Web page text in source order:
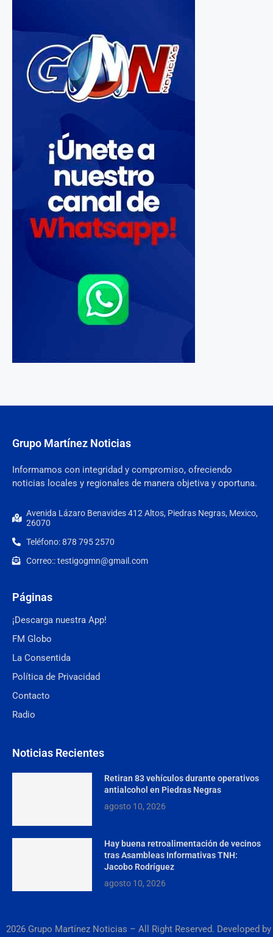
Grupo Martínez Noticias
Informamos con integridad y compromiso, ofreciendo
noticias locales y regionales de manera objetiva y oportuna.
Avenida Lázaro Benavides 412 Altos, Piedras Negras, Mexico,
26070
Teléfono: 878 795 2570
Correo:: testigogmn@gmail.com
Páginas
¡Descarga nuestra App!
FM Globo
La Consentida
Política de Privacidad
Contacto
Radio
Noticias Recientes
Retiran 83 vehículos durante operativos
antialcohol en Piedras Negras
agosto 10, 2026
Hay buena retroalimentación de vecinos
tras Asambleas Informativas TNH:
Jacobo Rodríguez
agosto 10, 2026
2026 Grupo Martínez Noticias – All Right Reserved. Developed by